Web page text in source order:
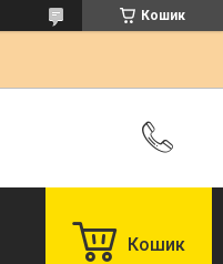
Кошик
Кошик